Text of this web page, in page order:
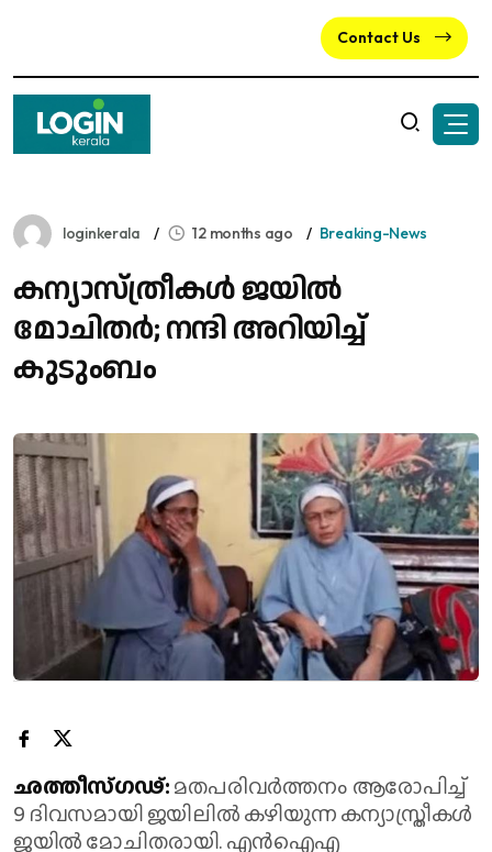
Contact Us
loginkerala 12 months ago Breaking-News
കന്യാസ്ത്രീകൾ ജയിൽ
മോചിതർ; നന്ദി അറിയിച്ച്
കുടുംബം
ഛത്തീസ്​ഗ​ഢ്:മതപരിവർത്തനം ആരോപിച്ച്
9 ദിവസമായി ജയിലിൽ കഴിയുന്ന കന്യാസ്ത്രീകൾ
ജയിൽ മോചിതരായി. എൻഐഎ